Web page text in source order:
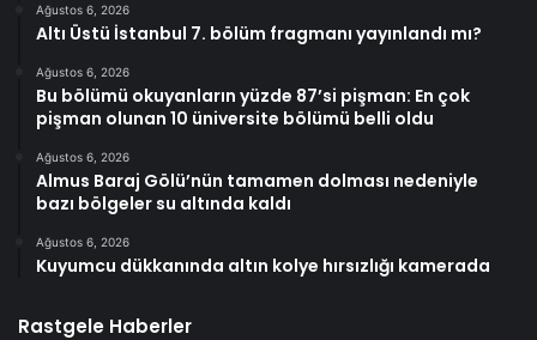
Ağustos 6, 2026
Altı Üstü İstanbul 7. bölüm fragmanı yayınlandı mı?
Ağustos 6, 2026
Bu bölümü okuyanların yüzde 87’si pişman: En çok
pişman olunan 10 üniversite bölümü belli oldu
Ağustos 6, 2026
Almus Baraj Gölü’nün tamamen dolması nedeniyle
bazı bölgeler su altında kaldı
Ağustos 6, 2026
Kuyumcu dükkanında altın kolye hırsızlığı kamerada
Rastgele Haberler